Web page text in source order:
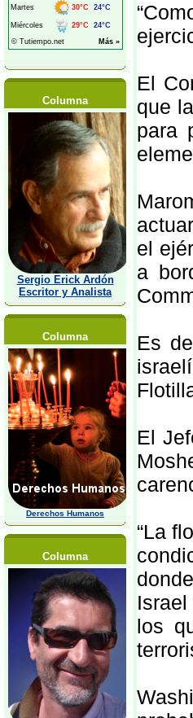
Columna
Sergio Erick Ardón
Escritor y Analista
Columna
Derechos Humanos
Columna
El
que
para
el
a
Es
El
“La
los